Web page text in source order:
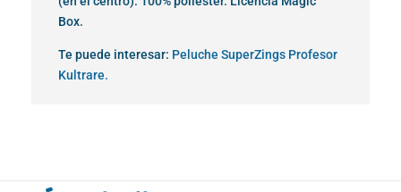
Box.
Te puede interesar: Peluche SuperZings Profesor
Kultrare.